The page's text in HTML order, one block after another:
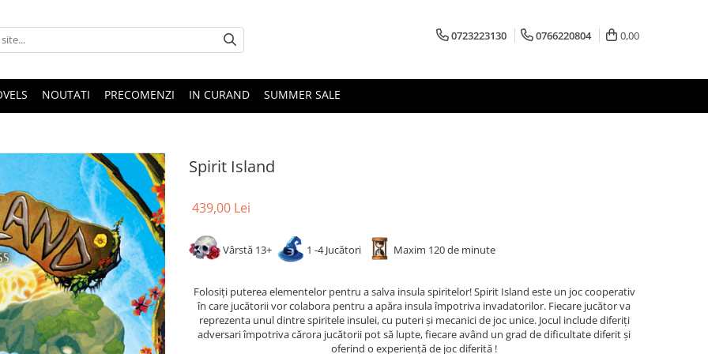
0723223130 0766220804 0,00
NOUTATI PRECOMENZI IN CURAND SUMMER SALE
Spirit Island
439,00 Lei
Vârstă 13+ 1 -4 Jucători Maxim 120 de minute
Folosiți puterea elementelor pentru a salva insula spiritelor! Spirit Island este un joc cooperativ
în care jucătorii vor colabora pentru a apăra insula împotriva invadatorilor. Fiecare jucător va
reprezenta unul dintre spiritele insulei, cu puteri și mecanici de joc unice. Jocul include diferiți
adversari împotriva cărora jucătorii pot să lupte, fiecare având un grad de dificultate diferit și
oferind o experiență de joc diferită !